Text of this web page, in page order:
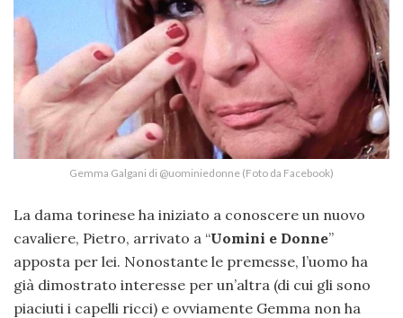
Gemma Galgani di @uominiedonne (Foto da Facebook)
La dama torinese ha iniziato a conoscere un nuovo
cavaliere, Pietro, arrivato a “Uomini e Donne”
apposta per lei. Nonostante le premesse, l’uomo ha
già dimostrato interesse per un’altra (di cui gli sono
piaciuti i capelli ricci) e ovviamente Gemma non ha